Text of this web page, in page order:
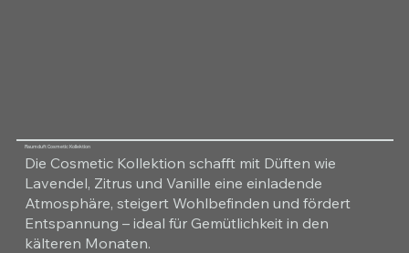
Raumduft Cosmetic Kollektion
Die Cosmetic Kollektion schafft mit Düften wie
Lavendel, Zitrus und Vanille eine einladende
Atmosphäre, steigert Wohlbefinden und fördert
Entspannung – ideal für Gemütlichkeit in den
kälteren Monaten.